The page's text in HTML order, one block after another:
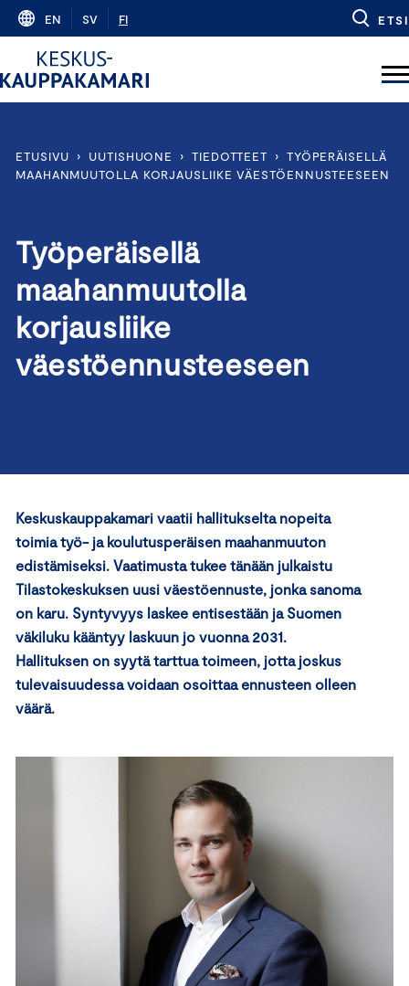
Skip
content
EN SV FI ETSI
ETUSIVU › UUTISHUONE › TIEDOTTEET › TYÖPERÄISELLÄ
MAAHANMUUTOLLA KORJAUSLIIKE VÄESTÖENNUSTEESEEN
Työperäisellä
maahanmuutolla
korjausliike
väestöennusteeseen
Keskuskauppakamari vaatii hallitukselta nopeita
toimia työ- ja koulutusperäisen maahanmuuton
edistämiseksi. Vaatimusta tukee tänään julkaistu
Tilastokeskuksen uusi väestöennuste, jonka sanoma
on karu. Syntyvyys laskee entisestään ja Suomen
väkiluku kääntyy laskuun jo vuonna 2031.
Hallituksen on syytä tarttua toimeen, jotta joskus
tulevaisuudessa voidaan osoittaa ennusteen olleen
väärä.